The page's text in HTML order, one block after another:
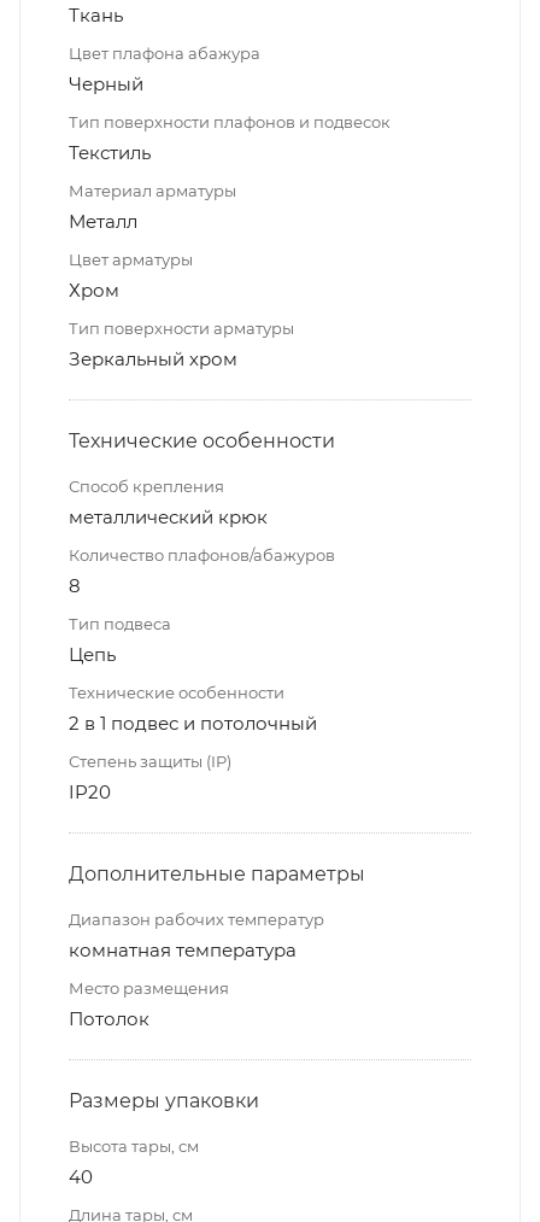
Ткань
Цвет плафона абажура
Черный
Тип поверхности плафонов и подвесок
Текстиль
Материал арматуры
Металл
Цвет арматуры
Хром
Тип поверхности арматуры
Зеркальный хром
Технические особенности
Способ крепления
металлический крюк
Количество плафонов/абажуров
8
Тип подвеса
Цепь
Технические особенности
2 в 1 подвес и потолочный
Степень защиты (IP)
IP20
Дополнительные параметры
Диапазон рабочих температур
комнатная температура
Место размещения
Потолок
Размеры упаковки
Высота тары, см
40
Длина тары, см